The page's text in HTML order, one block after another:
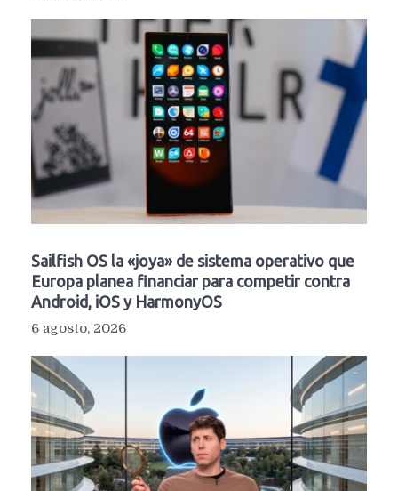
Sailfish OS la «joya» de sistema operativo que
Europa planea financiar para competir contra
Android, iOS y HarmonyOS
6 agosto, 2026